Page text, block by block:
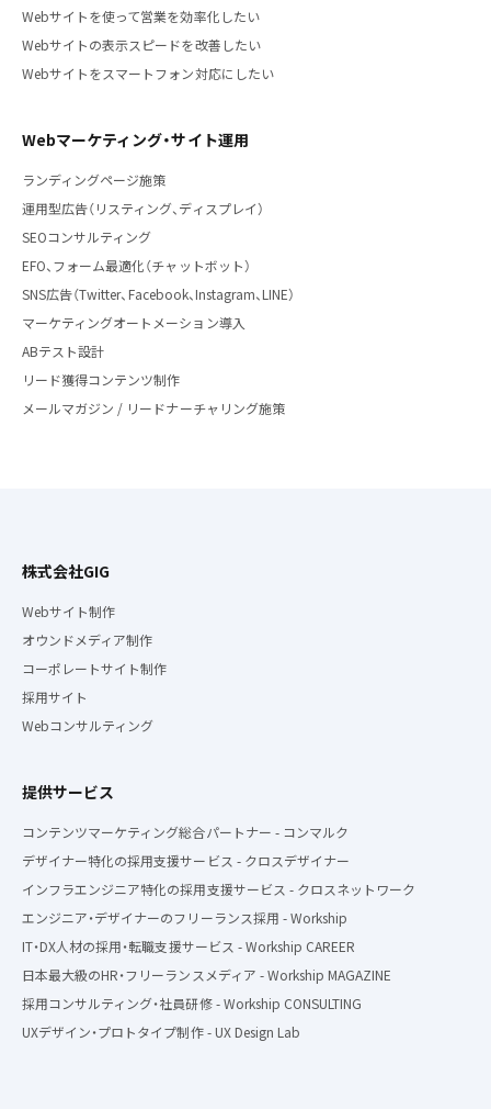
Webサイトを使って営業を効率化したい
Webサイトの表示スピードを改善したい
Webサイトをスマートフォン対応にしたい
Webマーケティング・サイト運用
ランディングページ施策
運用型広告（リスティング、ディスプレイ）
SEOコンサルティング
EFO、フォーム最適化（チャットボット）
SNS広告（Twitter、Facebook、Instagram、LINE）
マーケティングオートメーション導入
ABテスト設計
リード獲得コンテンツ制作
メールマガジン / リードナーチャリング施策
株式会社GIG
Webサイト制作
オウンドメディア制作
コーポレートサイト制作
採用サイト
Webコンサルティング
提供サービス
コンテンツマーケティング総合パートナー - コンマルク
デザイナー特化の採用支援サービス - クロスデザイナー
インフラエンジニア特化の採用支援サービス - クロスネットワーク
エンジニア・デザイナーのフリーランス採用 - Workship
IT・DX人材の採用・転職支援サービス - Workship CAREER
日本最大級のHR・フリーランスメディア - Workship MAGAZINE
採用コンサルティング・社員研修 - Workship CONSULTING
UXデザイン・プロトタイプ制作 - UX Design Lab